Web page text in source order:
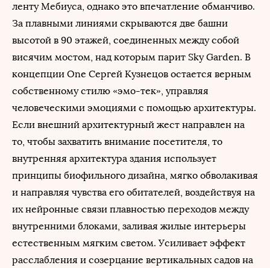
ленту Мебиуса, однако это впечатление обманчиво.
За плавными линиями скрываются две башни
высотой в 90 этажей, соединенных между собой
висячим мостом, над которым парит Sky Garden. В
концепции One Сергей Кузнецов остается верным
собственному стилю «эмо-тек», управляя
человеческими эмоциями с помощью архитектуры.
Если внешний архитектурный жест направлен на
то, чтобы захватить внимание посетителя, то
внутренняя архитектура здания использует
принципы биофильного дизайна, мягко обволакивая
и направляя чувства его обитателей, воздействуя на
их нейронные связи плавностью переходов между
внутренними блоками, заливая жилые интерьеры
естественным мягким светом. Усиливает эффект
расслабления и созерцание вертикальных садов на